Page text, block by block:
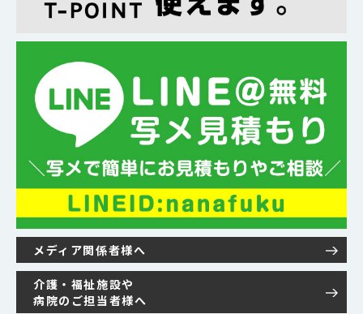
メディア関係者様へ
介護・福祉施設や
病院のご担当者様へ